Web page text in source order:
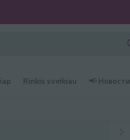
Rinkis sveikiau 📢 Новости